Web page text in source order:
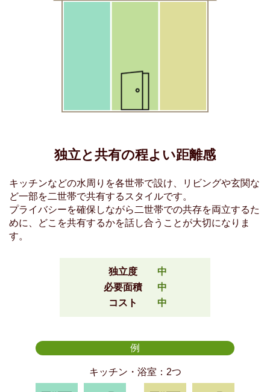
独立と共有の程よい距離感
キッチンなどの水周りを各世帯で設け、リビングや玄関な
ど一部を二世帯で共有するスタイルです。
プライバシーを確保しながら二世帯での共存を両立するた
めに、どこを共有するかを話し合うことが大切になりま
す。
独立度
中
必要面積
中
コスト
中
例
キッチン・浴室：2つ